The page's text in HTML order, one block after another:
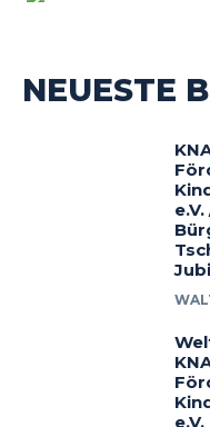
NEUESTE
e.V.